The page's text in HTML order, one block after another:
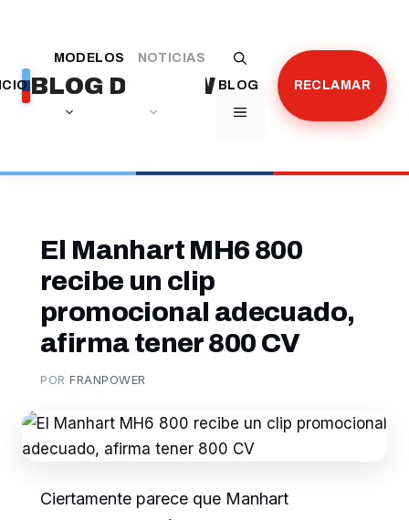
contenido
BLOG DE BMW
MENÚ
MODELOS
NOTICIAS
BLOG
RECLAMAR
El Manhart MH6 800
recibe un clip
promocional adecuado,
afirma tener 800 CV
PORFRANPOWER
Ciertamente parece que Manhart